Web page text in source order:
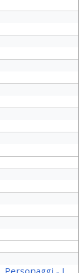
, Personaggi - L ,